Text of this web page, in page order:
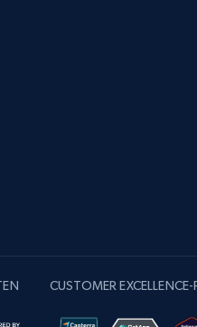
CUSTOMER